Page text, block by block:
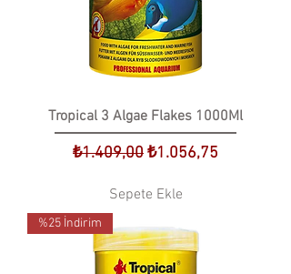
Tropical 3 Algae Flakes 1000Ml
Normal Fiyat
₺1.409,00İndirimli Fiyat
₺1.056,75
Sepete Ekle
%25 İndirim